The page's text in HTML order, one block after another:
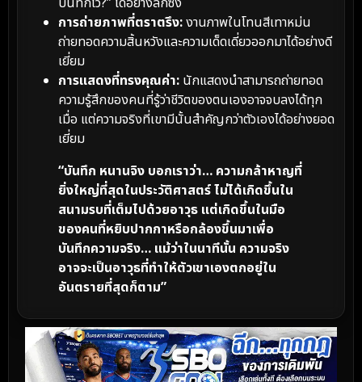
การถ่ายภาพที่ตราตรึง:งานภาพในโทนสีเทาหม่น
ถ่ายทอดความสิ้นหวังและความเด็ดเดี่ยวออกมาได้อย่างดี
เยี่ยม
การแสดงที่ทรงคุณค่า: นักแสดงนำสามารถถ่ายทอด
ความรู้สึกของคนที่รู้ว่าชีวิตของตนเองอาจจบลงได้ทุก
เมื่อ แต่ความจริงที่เขามีนั้นสำคัญกว่าตัวเองได้อย่างยอด
เยี่ยม
“บันทึก หนานจิง บอกเราว่า… ความกล้าหาญที่
ยิ่งใหญ่ที่สุดในประวัติศาสตร์ ไม่ได้เกิดขึ้นใน
สนามรบที่เต็มไปด้วยอาวุธ แต่เกิดขึ้นในมือ
ของคนที่หยิบปากกาหรือกล้องขึ้นมาเพื่อ
บันทึกความจริง… แม้ว่าในนาทีนั้น ความจริง
อาจจะเป็นอาวุธที่ทำให้ตัวเขาเองตกอยู่ใน
อันตรายที่สุดก็ตาม”